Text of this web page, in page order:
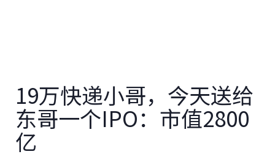
19万快递小哥，今天送给
东哥一个IPO：市值2800
亿